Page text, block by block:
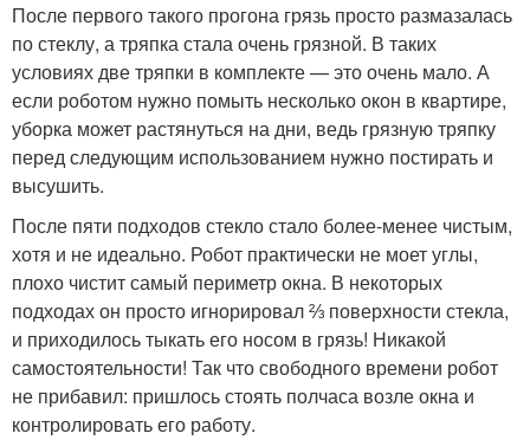
После первого такого прогона грязь просто размазалась
по стеклу, а тряпка стала очень грязной. В таких
условиях две тряпки в комплекте — это очень мало. А
если роботом нужно помыть несколько окон в квартире,
уборка может растянуться на дни, ведь грязную тряпку
перед следующим использованием нужно постирать и
высушить.
После пяти подходов стекло стало более-менее чистым,
хотя и не идеально. Робот практически не моет углы,
плохо чистит самый периметр окна. В некоторых
подходах он просто игнорировал ⅔ поверхности стекла,
и приходилось тыкать его носом в грязь! Никакой
самостоятельности! Так что свободного времени робот
не прибавил: пришлось стоять полчаса возле окна и
контролировать его работу.